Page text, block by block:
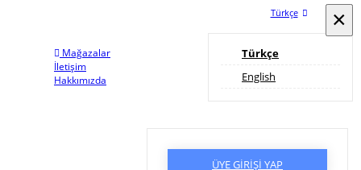
Mağazalar
İletişim
Hakkımızda
Türkçe
Türkçe
English
ÜYE GİRİŞİ YAP
×
×